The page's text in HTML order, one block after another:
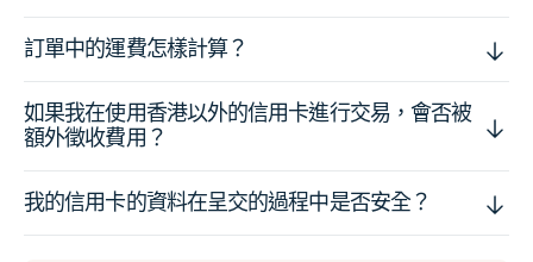
訂單中的運費怎樣計算？
如果我在使用香港以外的信用卡進行交易，會否被
額外徵收費用？
我的信用卡的資料在呈交的過程中是否安全？